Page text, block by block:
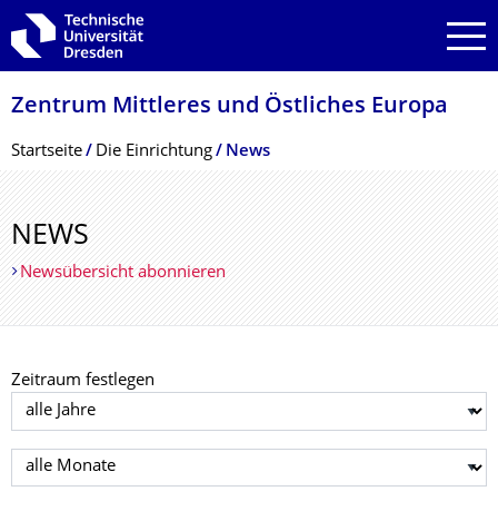
Zur Hauptnavigation springen
Zur Suche springen
Zum Inhalt springen
Zentrum Mittleres und Östliches Europa
Breadcrumb-Menü
Startseite Die Einrichtung News
NEWS
Newsübersicht abonnieren
Zeitraum festlegen
Jahr auswählen
Monat auswählen